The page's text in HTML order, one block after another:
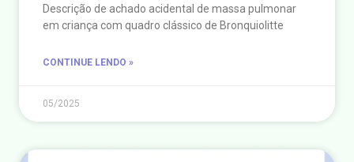
Descrição de achado acidental de massa pulmonar
em criança com quadro clássico de Bronquiolitte
CONTINUE LENDO »
05/2025